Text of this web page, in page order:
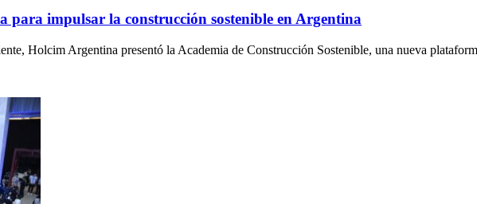
para impulsar la construcción sostenible en Argentina
Holcim Argentina presentó la Academia de Construcción Sostenible, una nueva